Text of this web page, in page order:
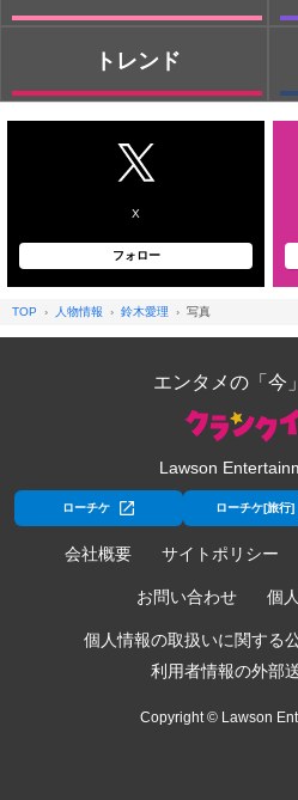
トレンド
X
フォロー
TOP 人物情報 鈴木愛理 写真
エンタメの「今
Lawson
ローチケ ローチケ[旅行]
会社概要 サイトポリシー
お問い合わせ 個
個人情報の取扱いに関する
利用者情報の外部
Copyright © Lawson